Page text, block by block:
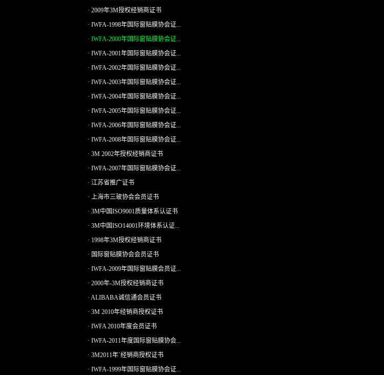
· 2009年3M授权经销商证书
· IWFA-1998年国际窗贴膜协会证...
· IWFA-2000年国际窗贴膜协会证...
· IWFA-2001年国际窗贴膜协会证...
· IWFA-2002年国际窗贴膜协会证...
· IWFA-2003年国际窗贴膜协会证...
· IWFA-2004年国际窗贴膜协会证...
· IWFA-2005年国际窗贴膜协会证...
· IWFA-2006年国际窗贴膜协会证...
· IWFA-2008年国际窗贴膜协会证...
· 3M 2002年授权经销商证书
· IWFA-2007年国际窗贴膜协会证...
· 江苏省推广证书
· 上海市三玻协会会员证书
· 3M中国ISO9001质量体系认证书
· 3M中国ISO14001环境体系认证...
· 1998年3M授权经销商证书
· 国际窗贴膜协会会员证书
· IWFA-2009年国际窗贴膜会员证...
· 2000年-3M授权经销商证书
· ALIBABA诚信通会员证书
· 3M 2010年经销商授权证书
· IWFA 2010年度会员证书
· IWFA-2011年度国际窗贴膜协会...
· 3M2011年`经销商授权证书
· IWFA-1999年国际窗贴膜协会证...